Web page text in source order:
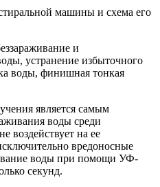
машины и схема его
и
устранение избыточного
воды, финишная тонкая
является самым
воды среди
воздействует на ее
вредоносные
воды при помощи УФ-
секунд.